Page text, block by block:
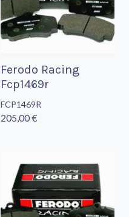
Ferodo Racing
Fcp1469r
FCP1469R
205,00 €